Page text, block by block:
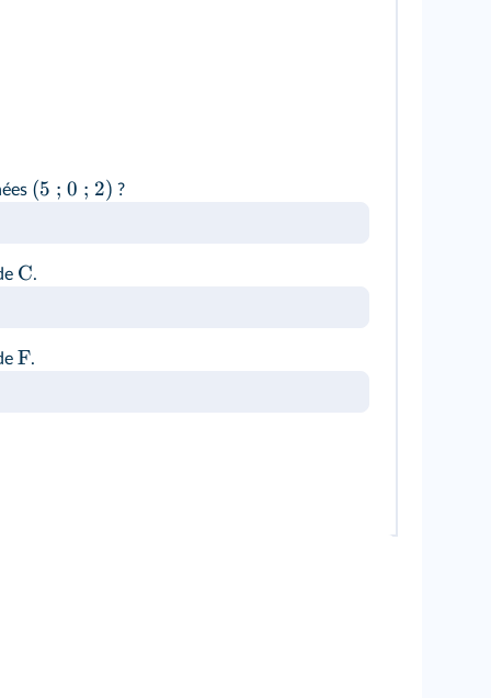
(5 ; 0 ; 2) ?
C.
F.